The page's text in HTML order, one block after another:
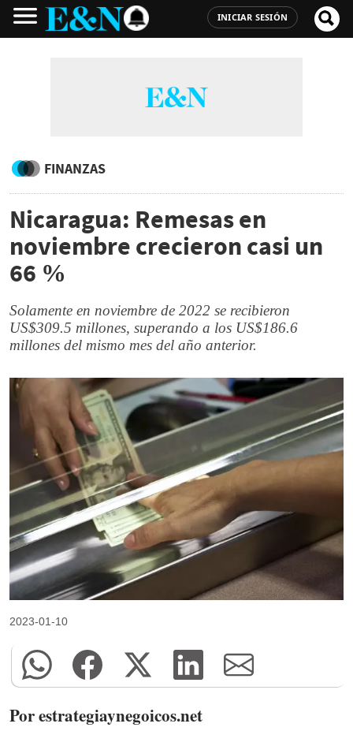
INICIAR SESIÓN
FINANZAS
Nicaragua: Remesas en
noviembre crecieron casi un
66 %
Solamente en noviembre de 2022 se recibieron
US$309.5 millones, superando a los US$186.6
millones del mismo mes del año anterior.
2023-01-10
Por estrategiaynegoicos.net